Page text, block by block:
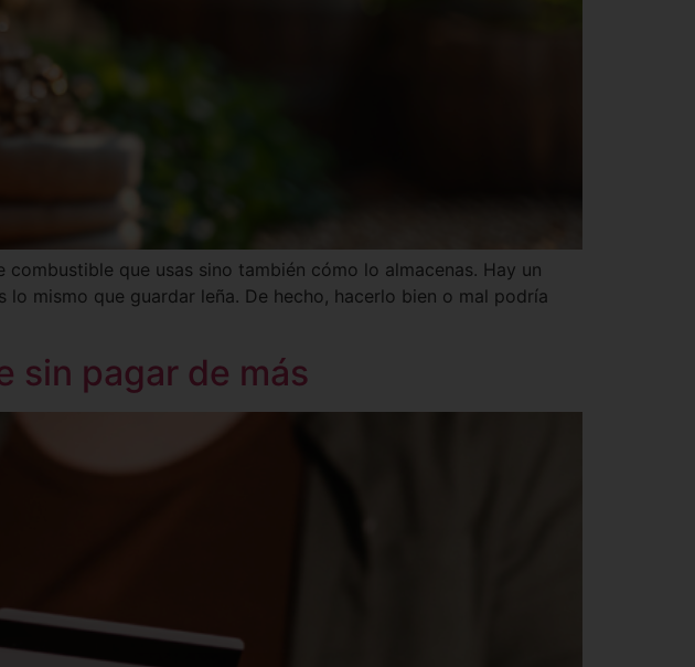
que usas sino también cómo lo almacenas. Hay un
mismo que guardar leña. De hecho, hacerlo bien o mal podría
sin pagar de más